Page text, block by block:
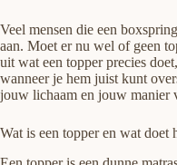
Veel mensen die een
aan. Moet er nu wel of geen
uit wat een topper precies
wanneer je hem juist kunt
jouw lichaam en jouw manier
Wat is een topper en wat doet